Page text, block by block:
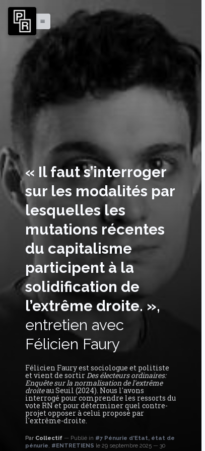
menu
« Il faut s’interroger
sur les modalités par
lesquelles les
mutations récentes
du capitalisme
participent à la
solidification de
l’extrême droite. »,
entretien avec
Félicien Faury
Félicien Faury est sociologue et politiste
et vient de sortirDes électeurs ordinaires:
Enquête sur la normalisation de l'extrême
droiteau Seuil (2024). Nous l'avons
interrogé pour comprendre les ressorts du
vote RN et pour déterminer quel contre-
projet opposer à celui proposé par
l'extrême-droite.
Par Collectif Publié in #7 Pénurie d'Etat, état de
pénurie, #ENTRETIENS le 29 septembre 2025
30